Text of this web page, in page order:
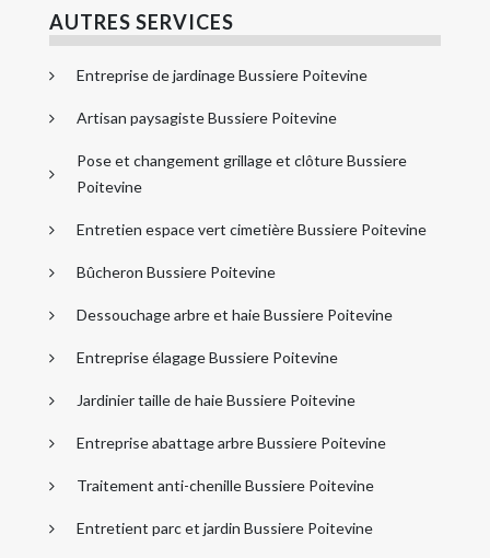
AUTRES SERVICES
Entreprise de jardinage Bussiere Poitevine
Artisan paysagiste Bussiere Poitevine
Pose et changement grillage et clôture Bussiere
Poitevine
Entretien espace vert cimetière Bussiere Poitevine
Bûcheron Bussiere Poitevine
Dessouchage arbre et haie Bussiere Poitevine
Entreprise élagage Bussiere Poitevine
Jardinier taille de haie Bussiere Poitevine
Entreprise abattage arbre Bussiere Poitevine
Traitement anti-chenille Bussiere Poitevine
Entretient parc et jardin Bussiere Poitevine